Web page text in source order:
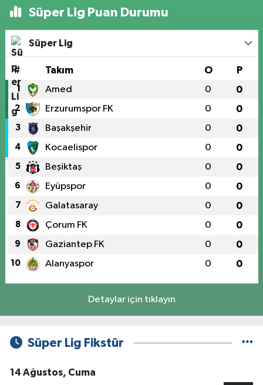
Süper Lig Puan Durumu
Süper Lig
# Takım O P
1 Amed 0 0
2 Erzurumspor FK 0 0
3 Başakşehir 0 0
4 Kocaelispor 0 0
5 Beşiktaş 0 0
6 Eyüpspor 0 0
7 Galatasaray 0 0
8 Çorum FK 0 0
9 Gaziantep FK 0 0
10 Alanyaspor 0 0
Detaylar için tıklayın
Süper Lig Fikstür
14 Ağustos, Cuma